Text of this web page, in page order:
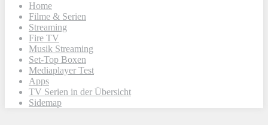
Home
Filme & Serien
Streaming
Fire TV
Musik Streaming
Set-Top Boxen
Mediaplayer Test
Apps
TV Serien in der Übersicht
Sidemap